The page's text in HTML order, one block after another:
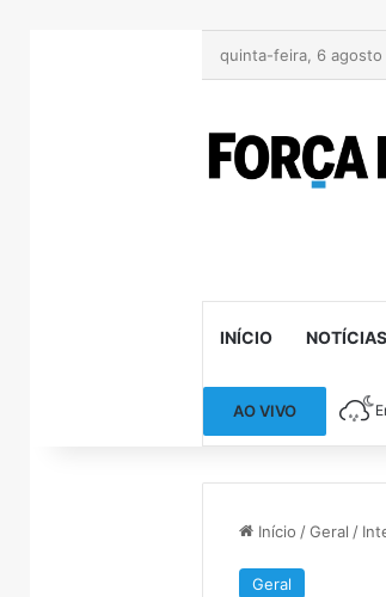
quinta-feira, 6
INÍCIO NOTÍCIAS
AO VIVO
Início / Geral /
Geral